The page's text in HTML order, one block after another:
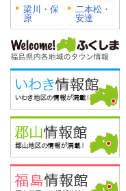
梁川・保
原
二本松・
安達